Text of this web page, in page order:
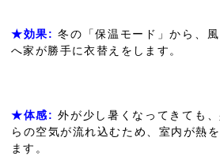
★効果: 冬の「保温モード」から、
へ家が勝手に衣替えをします。
★体感: 外が少し暑くなってきても
らの空気が流れ込むため、室内が熱
ます。